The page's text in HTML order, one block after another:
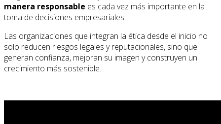
manera responsable es cada vez más importante en la
toma de decisiones empresariales.
Las organizaciones que integran la ética desde el inicio no
solo reducen riesgos legales y reputacionales, sino que
generan confianza, mejoran su imagen y construyen un
crecimiento más sostenible.